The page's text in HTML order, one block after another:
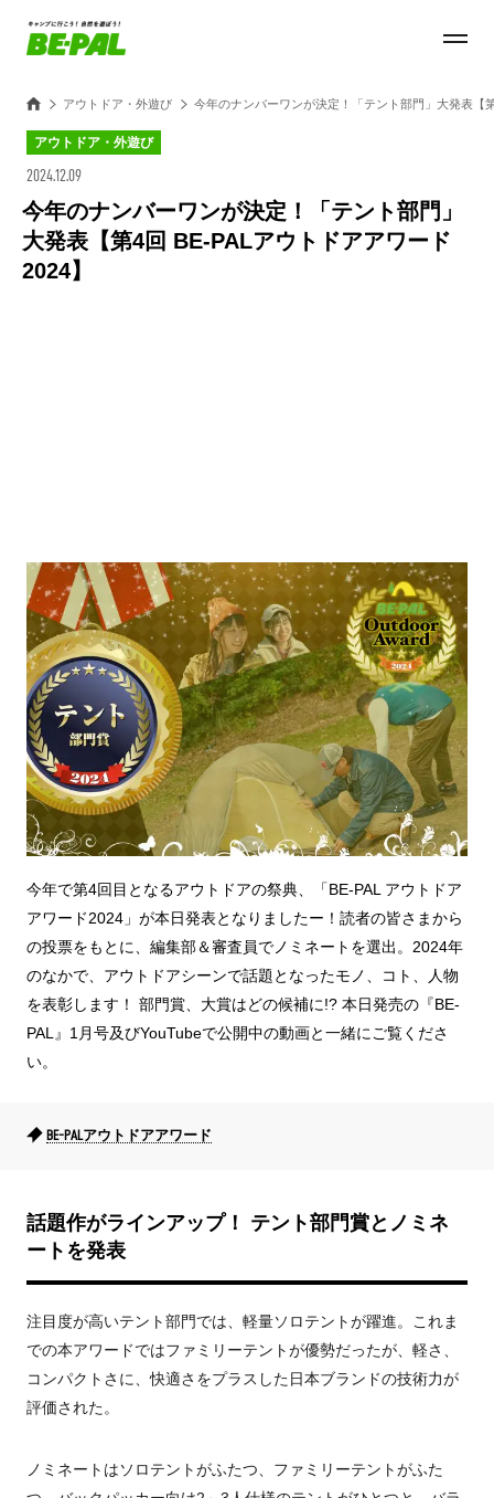
アウトドア・外遊び 今年のナンバーワンが決定！「テント部門」大発表【
アウトドア・外遊び
2024.12.09
今年のナンバーワンが決定！「テント部門」
大発表【第4回 BE-PALアウトドアアワード
2024】
今年で第4回目となるアウトドアの祭典、「BE-PAL アウトドア
アワード2024」が本日発表となりましたー！読者の皆さまから
の投票をもとに、編集部＆審査員でノミネートを選出。2024年
のなかで、アウトドアシーンで話題となったモノ、コト、人物
を表彰します！ 部門賞、大賞はどの候補に!? 本日発売の『BE-
PAL』1月号及びYouTubeで公開中の動画と一緒にご覧くださ
い。
BE-PALアウトドアアワード
話題作がラインアップ！ テント部門賞とノミネ
ートを発表
注目度が高いテント部門では、軽量ソロテントが躍進。これま
での本アワードではファミリーテントが優勢だったが、軽さ、
コンパクトさに、快適さをプラスした日本ブランドの技術力が
評価された。
ノミネートはソロテントがふたつ、ファミリーテントがふた